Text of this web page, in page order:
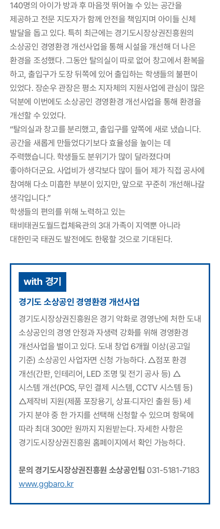
140명의 아이가 방과 후 마음껏 뛰어놀 수 있는 공간을
제공하고 전문 지도자가 함께 안전을 책임지며 아이들 신체
발달을 돕고 있다. 특히 최근에는 경기도시장상권진흥원의
소상공인 경영환경 개선사업을 통해 시설을 개선해 더 나은
환경을 조성했다. 그동안 탈의실이 따로 없어 창고에서 환복을
하고, 출입구가 도장 뒤쪽에 있어 출입하는 학생들의 불편이
있었다. 장순우 관장은 평소 지자체의 지원사업에 관심이 많은
덕분에 이번에도 소상공인 경영환경 개선사업을 통해 환경을
개선할 수 있었다.
“탈의실과 창고를 분리했고, 출입구를 앞쪽에 새로 냈습니다.
공간을 새롭게 만들었다기보다 효율성을 높이는 데
주력했습니다. 학생들도 분위기가 많이 달라졌다며
좋아하더군요. 사업비가 생각보다 많이 들어 제가 직접 공사에
참여해 다소 미흡한 부분이 있지만, 앞으로 꾸준히 개선해나갈
생각입니다.”
학생들의 편의를 위해 노력하고 있는
태비태권도월드컵체육관의 3대 가족이 지역뿐 아니라
대한민국 태권도 발전에도 한몫할 것으로 기대된다.
with 경기
경기도 소상공인 경영환경 개선사업
경기도시장상권진흥원은 경기 악화로 경영난에 처한 도내
소상공인의 경영 안정과 자생력 강화를 위해 경영환경
개선사업을 벌이고 있다. 도내 창업 6개월 이상(공고일
기준) 소상공인 사업자면 신청 가능하다. △점포 환경
개선(간판, 인테리어, LED 조명 및 전기 공사 등) △
시스템 개선(POS, 무인 결제 시스템, CCTV 시스템 등)
△제작비 지원(제품 포장용기, 상표·디자인 출원 등) 세
가지 분야 중 한 가지를 선택해 신청할 수 있으며 항목에
따라 최대 300만 원까지 지원받는다. 자세한 사항은
경기도시장상권진흥원 홈페이지에서 확인 가능하다.
문의 경기도시장상권진흥원 소상공인팀 031-5181-7183
www.ggbaro.kr